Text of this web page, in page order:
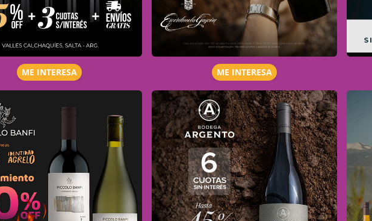
ME INTERESA ME INTERESA